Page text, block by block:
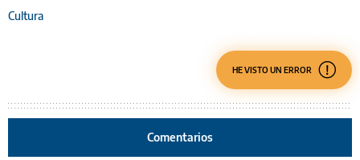
Cultura
HE VISTO UN ERROR
Comentarios